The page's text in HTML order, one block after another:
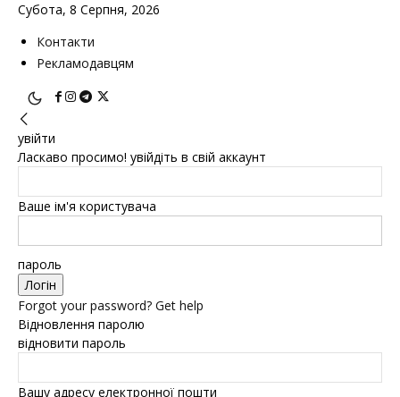
Субота, 8 Серпня, 2026
Контакти
Рекламодавцям
увійти
Ласкаво просимо! увійдіть в свій аккаунт
Ваше ім'я користувача
пароль
Forgot your password? Get help
Відновлення паролю
відновити пароль
Вашу адресу електронної пошти